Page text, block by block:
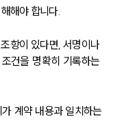
해야 합니다.
항이 있다면, 서명이나
건을 명확히 기록하는
계약 내용과 일치하는